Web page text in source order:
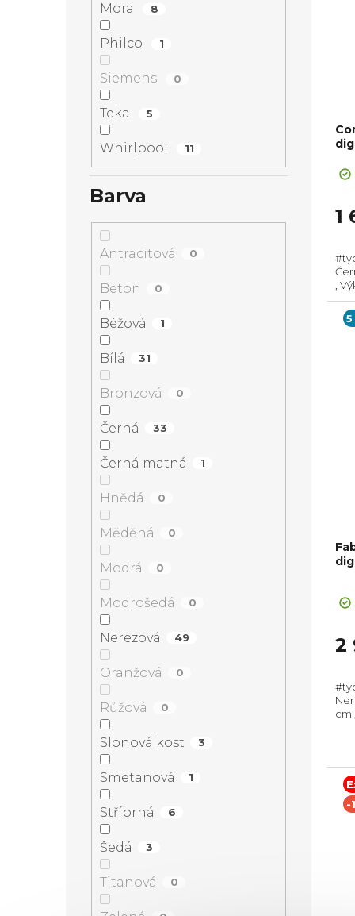
Mora 8
Philco 1
Siemens 0
Teka 5
Whirlpool 11
Barva
Antracitová 0
Beton 0
Béžová 1
Bílá 31
Bronzová 0
Černá 33
Černá matná 1
Hnědá 0
Měděná 0
Modrá 0
Modrošedá 0
Nerezová 49
Oranžová 0
Růžová 0
Slonová kost 3
Smetanová 1
Stříbrná 6
Šedá 3
Titanová 0
1
#type1-D#!
Černá, Energetická
,
je
3,0
5
2
#type1-D#!
cm
-